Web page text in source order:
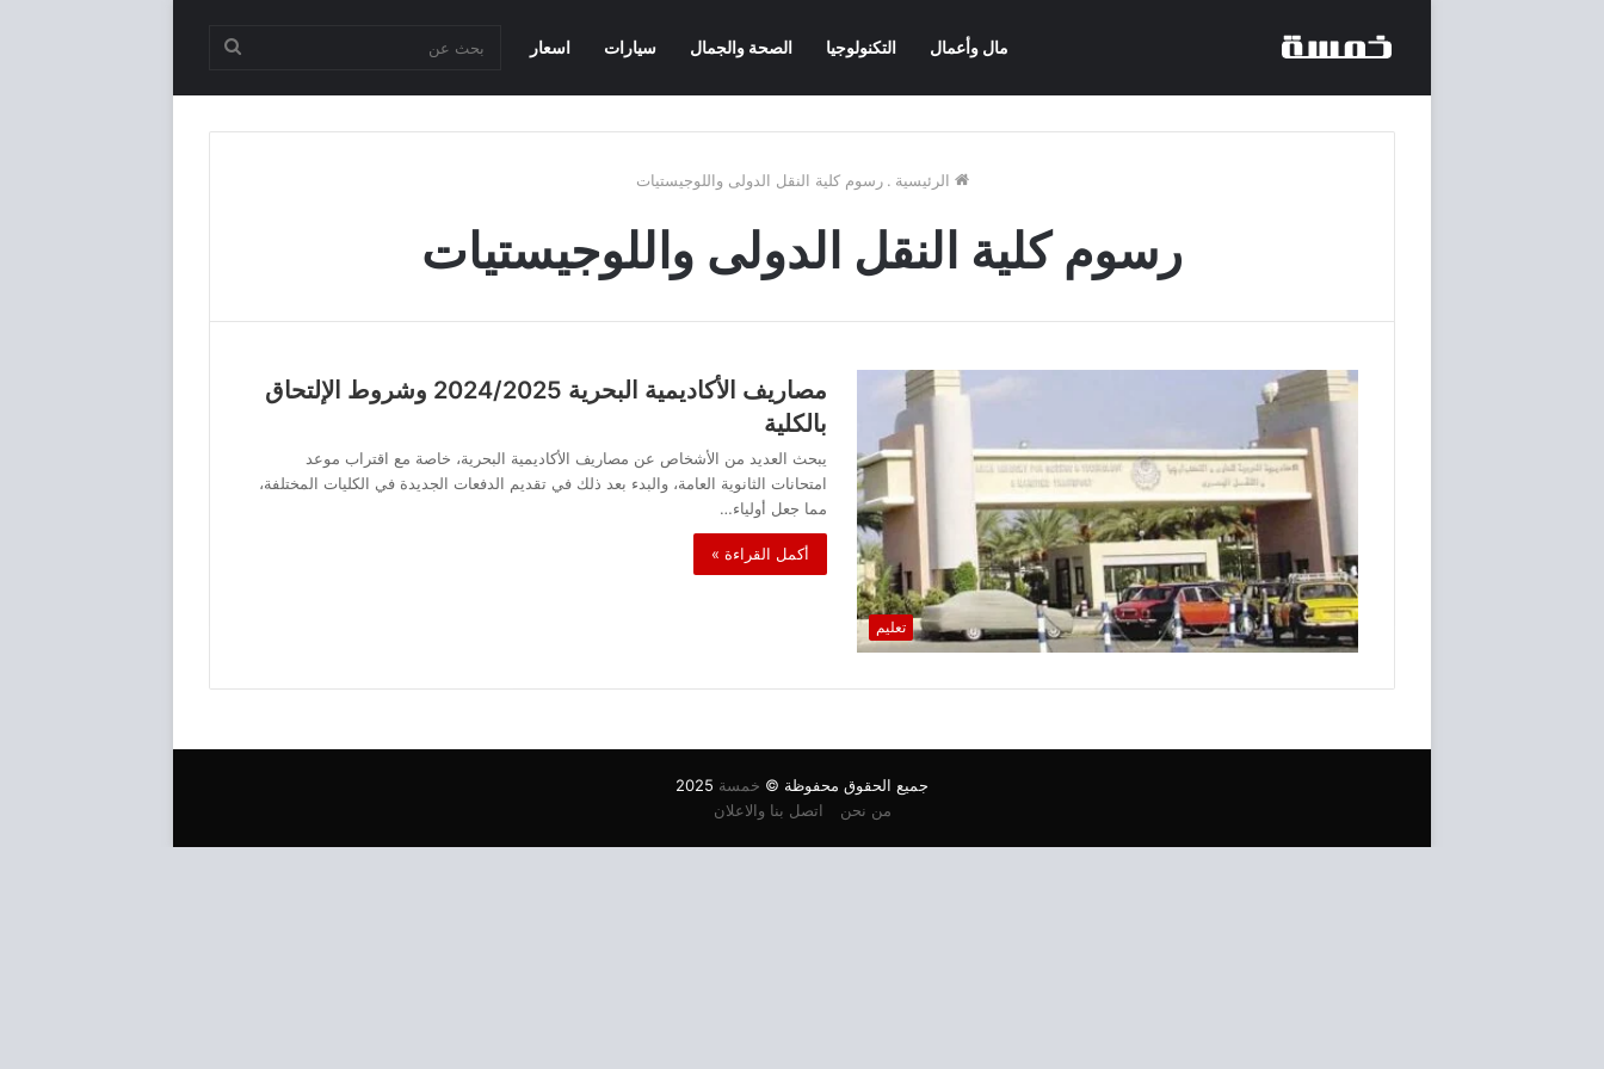
مال وأعمال التكنولوجيا الصحة والجمال سيارات اسعار
الرئيسية . رسوم كلية النقل الدولى واللوجيستيات
رسوم كلية النقل الدولى واللوجيستيات
تعليم
مصاريف الأكاديمية البحرية 2024/2025 وشروط الإلتحاق
بالكلية
يبحث العديد من الأشخاص عن مصاريف الأكاديمية البحرية، خاصة مع اقتراب موعد
امتحانات الثانوية العامة، والبدء بعد ذلك في تقديم الدفعات الجديدة في الكليات المختلفة،
مما جعل أولياء…
أكمل القراءة »
جميع الحقوق محفوظة © خمسة
من نحن
اتصل بنا والاعلان